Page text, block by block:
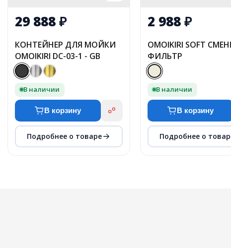
29 888₽
КОНТЕЙНЕР ДЛЯ МОЙКИ
OMOIKIRI DC-03-1 - GB
В наличии
В корзину
Подробнее о товаре
2 988₽
OMOIKIRI SOFT
ФИЛЬТР
В наличии
В корзину
Подробнее о